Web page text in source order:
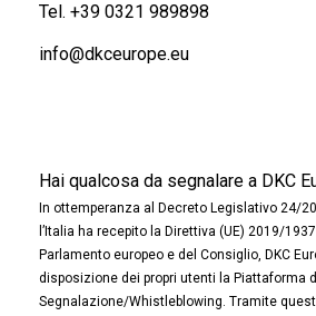
Tel. +39 0321 989898
info@dkceurope.eu
Hai qualcosa da segnalare a DKC
In ottemperanza al Decreto Legislativo 24/
l’Italia ha recepito la Direttiva (UE) 2019/
Parlamento europeo e del Consiglio, DKC
disposizione dei propri utenti la Piattaforma
Segnalazione/Whistleblowing. Tramite